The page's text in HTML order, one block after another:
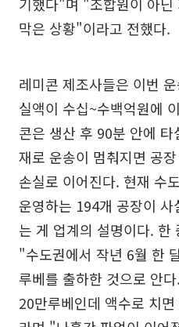
기했다"며 "조합원이 아닌
막은 상황"이라고 전했다.
레미콘 제조사들은 이번
실액이 수십~수백억원에
콘은 생산 후 90분 안에
재로 운송이 멈춰지면 공
손실로 이어진다. 현재 수
운영하는 194개 공장이
는 게 업계의 설명이다. 한
"수도권에서 작년 6월 한
루베를 출하한 것으로 안
20만루베인데 액수로 치